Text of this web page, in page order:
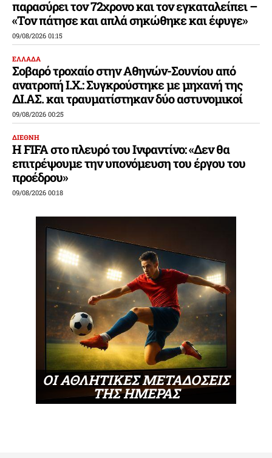
παρασύρει τον 72χρονο και τον εγκαταλείπει –
«Τον πάτησε και απλά σηκώθηκε και έφυγε»
09/08/2026 01:15
ΕΛΛΑΔΑ
Σοβαρό τροχαίο στην Αθηνών-Σουνίου από
ανατροπή Ι.Χ.: Συγκρούστηκε με μηχανή της
ΔΙ.ΑΣ. και τραυματίστηκαν δύο αστυνομικοί
09/08/2026 00:25
ΔΙΕΘΝΗ
Η FIFA στο πλευρό του Ινφαντίνο: «Δεν θα
επιτρέψουμε την υπονόμευση του έργου του
προέδρου»
09/08/2026 00:18
ΟΙ ΑΘΛΗΤΙΚΕΣ ΜΕΤΑΔΟΣΕΙΣ
ΤΗΣ ΗΜΕΡΑΣ